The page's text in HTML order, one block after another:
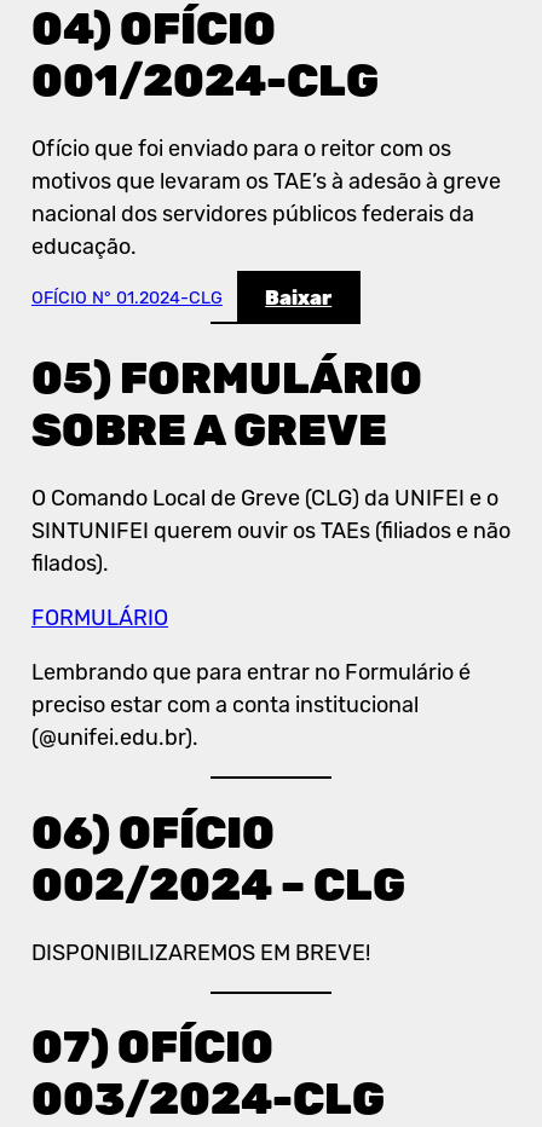
04) OFÍCIO
001/2024-CLG
Ofício que foi enviado para o reitor com os
motivos que levaram os TAE’s à adesão à greve
nacional dos servidores públicos federais da
educação.
OFÍCIO N° 01.2024-CLG Baixar
05) FORMULÁRIO
SOBRE A GREVE
O Comando Local de Greve (CLG) da UNIFEI e o
SINTUNIFEI querem ouvir os TAEs (filiados e não
filados).
FORMULÁRIO
Lembrando que para entrar no Formulário é
preciso estar com a conta institucional
(@unifei.edu.br).
06) OFÍCIO
002/2024 – CLG
DISPONIBILIZAREMOS EM BREVE!
07) OFÍCIO
003/2024-CLG